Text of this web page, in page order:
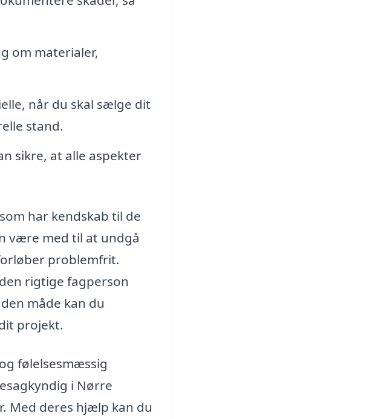
om materialer,
når du skal sælge dit
stand.
sikre, at alle aspekter
har kendskab til de
være med til at undgå
problemfrit.
rigtige fagperson
måde kan du
projekt.
følelsesmæssig
i Nørre
Med deres hjælp kan du